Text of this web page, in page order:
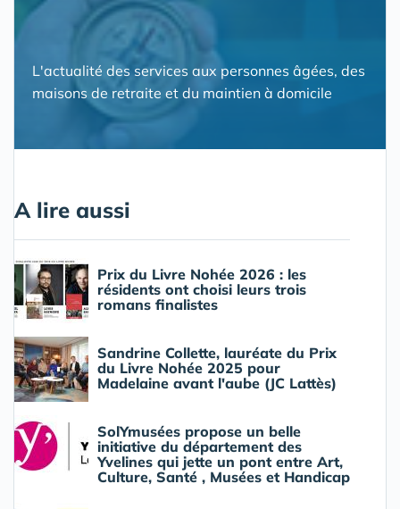
L'actualité des services aux personnes âgées, des
maisons de retraite et du maintien à domicile
A lire aussi
Prix du Livre Nohée 2026 : les
résidents ont choisi leurs trois
romans finalistes
Sandrine Collette, lauréate du Prix
du Livre Nohée 2025 pour
Madelaine avant l'aube (JC Lattès)
SolYmusées propose un belle
initiative du département des
Yvelines qui jette un pont entre Art,
Culture, Santé , Musées et Handicap